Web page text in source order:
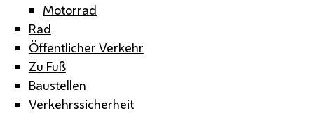
Motorrad
Rad
Öffentlicher Verkehr
Zu Fuß
Baustellen
Verkehrssicherheit